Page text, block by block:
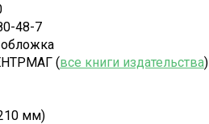
48-7
(все книги издательства)
мм)